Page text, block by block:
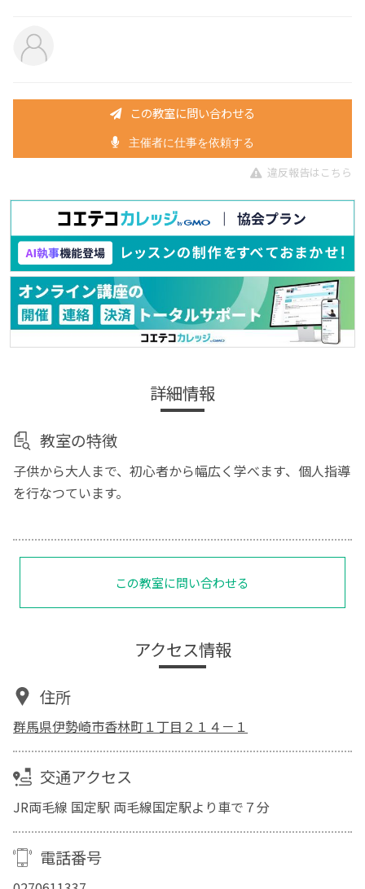
この教室に問い合わせる
主催者に仕事を依頼する
違反報告はこちら
詳細情報
教室の特徴
子供から大人まで、初心者から幅広く学べます、個人指導
を行なつています。
この教室に問い合わせる
アクセス情報
住所
群馬県伊勢崎市香林町１丁目２１４－１
交通アクセス
JR両毛線 国定駅 両毛線国定駅より車で７分
電話番号